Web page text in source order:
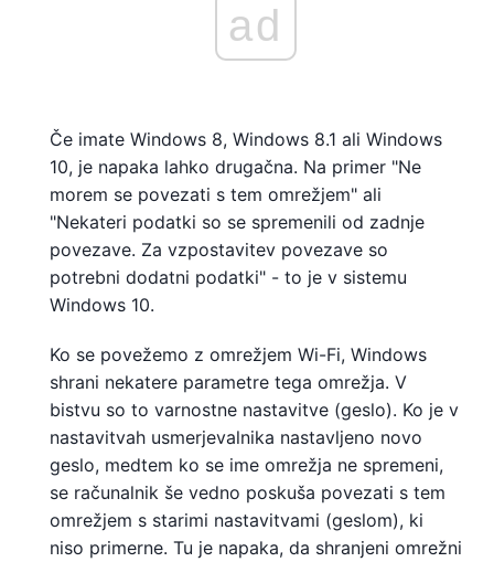
ad
Če imate Windows 8, Windows 8.1 ali Windows
10, je napaka lahko drugačna. Na primer "Ne
morem se povezati s tem omrežjem" ali
"Nekateri podatki so se spremenili od zadnje
povezave. Za vzpostavitev povezave so
potrebni dodatni podatki" - to je v sistemu
Windows 10.
Ko se povežemo z omrežjem Wi-Fi, Windows
shrani nekatere parametre tega omrežja. V
bistvu so to varnostne nastavitve (geslo). Ko je v
nastavitvah usmerjevalnika nastavljeno novo
geslo, medtem ko se ime omrežja ne spremeni,
se računalnik še vedno poskuša povezati s tem
omrežjem s starimi nastavitvami (geslom), ki
niso primerne. Tu je napaka, da shranjeni omrežni